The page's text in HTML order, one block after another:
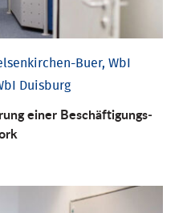
Buer, WbI
Duisburg
einer Be­schäftigungs­